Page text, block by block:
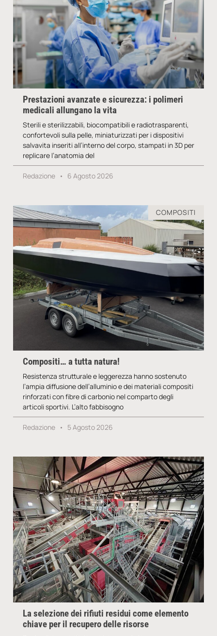
Prestazioni avanzate e sicurezza: i polimeri
medicali allungano la vita
Sterili e sterilizzabili, biocompatibili e radiotrasparenti,
confortevoli sulla pelle, miniaturizzati per i dispositivi
salvavita inseriti all’interno del corpo, stampati in 3D per
replicare l’anatomia del
Redazione 6 Agosto 2026
COMPOSITI
Compositi… a tutta natura!
Resistenza strutturale e leggerezza hanno sostenuto
l’ampia diffusione dell’alluminio e dei materiali compositi
rinforzati con fibre di carbonio nel comparto degli
articoli sportivi. L’alto fabbisogno
Redazione 5 Agosto 2026
La selezione dei rifiuti residui come elemento
chiave per il recupero delle risorse